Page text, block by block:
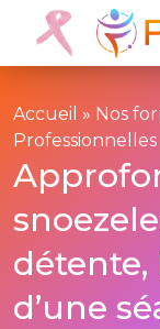
Accueil » Nos
Professionnelles
détente,
d’une